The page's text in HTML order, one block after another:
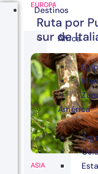
EUROPA
Ruta por
sur de
ASIA
Destinos
África
América